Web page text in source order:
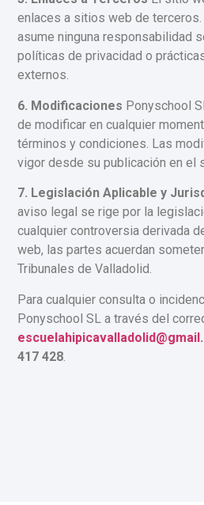
enlaces a sitios web de
asume ninguna responsabilidad
políticas de privacidad o
externos.
6. Modificaciones Ponyschool
de modificar en cualquier
términos y condiciones. Las
vigor desde su publicación en el
7. Legislación Aplicable y
aviso legal se rige por la
cualquier controversia derivada
web, las partes acuerdan
Tribunales de Valladolid.
Para cualquier consulta o
Ponyschool SL a través del
417 428